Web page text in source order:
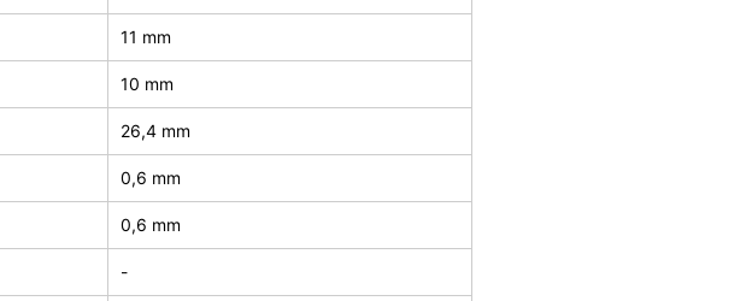
11 mm
10 mm
26,4 mm
0,6 mm
0,6 mm
-